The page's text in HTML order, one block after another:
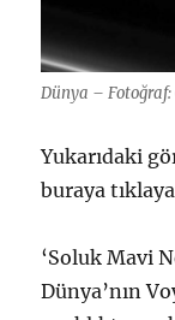
Dünya – Fotoğraf:
Yukarıdaki
buraya
‘Soluk Mavi
Dünya’nın